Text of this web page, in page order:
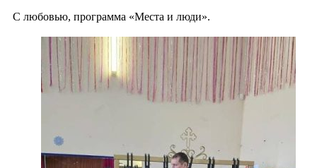
С любовью, программа «Места и люди».